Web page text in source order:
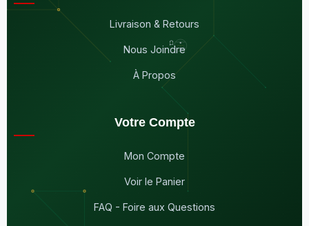
Livraison & Retours
Nous Joindre
À Propos
Votre Compte
Mon Compte
Voir le Panier
FAQ - Foire aux Questions